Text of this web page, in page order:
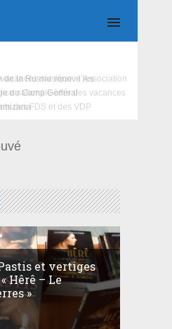
de la Russie rénove les
du Camp Général
et vertiges
Hêrê – Le
»